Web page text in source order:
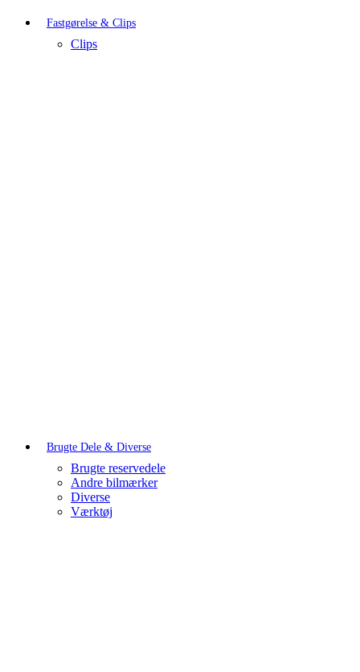
Fastgørelse & Clips
Clips
Brugte Dele & Diverse
Brugte reservedele
Andre bilmærker
Diverse
Værktøj